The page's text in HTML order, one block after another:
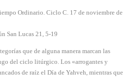
Ordinario. Ciclo C. 17 de noviembre de
San Lucas 21, 5-19
que de alguna manera marcan las
del ciclo litúrgico. Los «arrogantes y
de raíz el Día de Yahveh, mientras que